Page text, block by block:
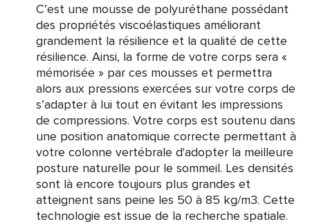
C’est une mousse de polyuréthane possédant
des propriétés viscoélastiques améliorant
grandement la résilience et la qualité de cette
résilience. Ainsi, la forme de votre corps sera «
mémorisée » par ces mousses et permettra
alors aux pressions exercées sur votre corps de
s’adapter à lui tout en évitant les impressions
de compressions. Votre corps est soutenu dans
une position anatomique correcte permettant à
votre colonne vertébrale d'adopter la meilleure
posture naturelle pour le sommeil. Les densités
sont là encore toujours plus grandes et
atteignent sans peine les 50 à 85 kg/m3. Cette
technologie est issue de la recherche spatiale.